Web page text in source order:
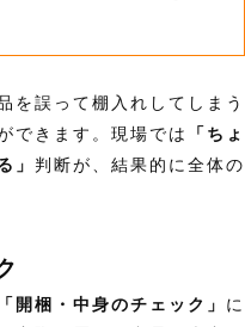
を誤って棚入れしてしまう
できます。現場では 「ちょ
」 判断が、結果的に全体の
「開梱・中身のチェック」 に